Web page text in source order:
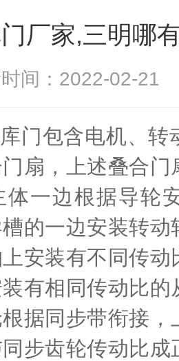
厂家,三明哪
时间：2022-02-
门包含电机、转
扇，上述叠合
体一边根据导轮
槽的一边安装转
安装有不同传
有相同传动比
据同步带衔接
步齿轮传动比